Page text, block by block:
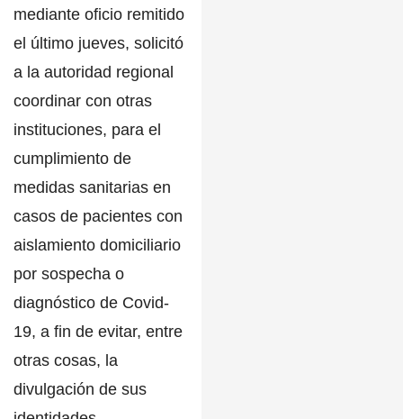
mediante oficio remitido
el último jueves, solicitó
a la autoridad regional
coordinar con otras
instituciones, para el
cumplimiento de
medidas sanitarias en
casos de pacientes con
aislamiento domiciliario
por sospecha o
diagnóstico de Covid-
19, a fin de evitar, entre
otras cosas, la
divulgación de sus